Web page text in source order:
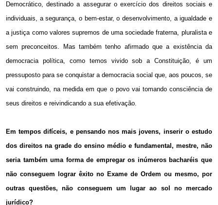
Democrático, destinado a assegurar o exercício dos direitos sociais e
individuais, a segurança, o bem-estar, o desenvolvimento, a igualdade e
a justiça como valores supremos de uma sociedade fraterna, pluralista e
sem preconceitos. Mas também tenho afirmado que a existência da
democracia política, como temos vivido sob a Constituição, é um
pressuposto para se conquistar a democracia social que, aos poucos, se
vai construindo, na medida em que o povo vai tomando consciência de
seus direitos e reivindicando a sua efetivação.
Em tempos difíceis, e pensando nos mais jovens, inserir o estudo
dos direitos na grade do ensino médio e fundamental, mestre, não
seria também uma forma de empregar os inúmeros bacharéis que
não conseguem lograr êxito no Exame de Ordem ou mesmo, por
outras questões, não conseguem um lugar ao sol no mercado
jurídico?